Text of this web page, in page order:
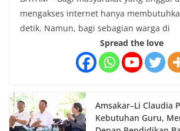
mengakses internet hanya
detik. Namun, bagi sebagian warga di
Spread the love
Amsakar–Li Claudia
Kebutuhan Guru,